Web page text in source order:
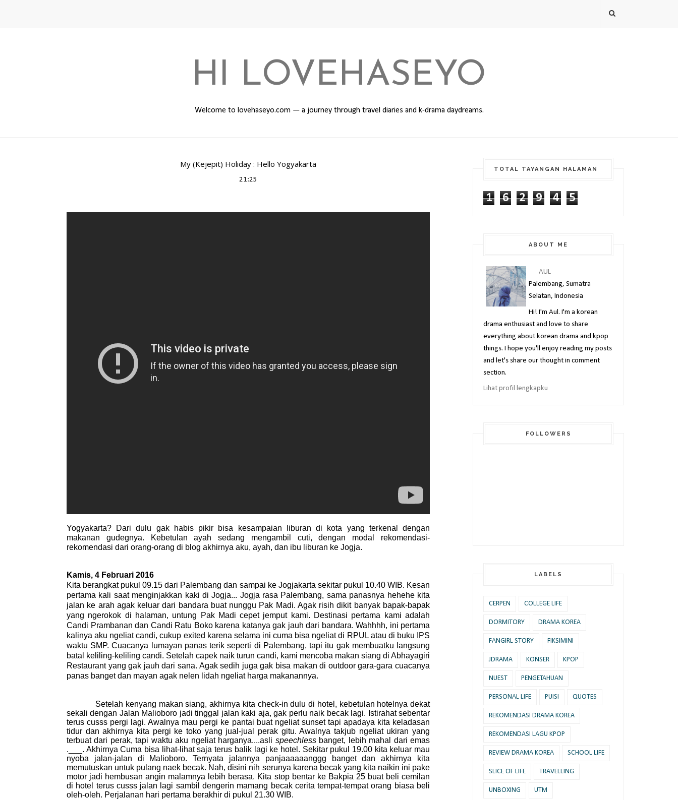
HI LOVEHASEYO
Welcome to lovehaseyo.com — a journey through travel diaries and k-drama daydreams.
My (Kejepit) Holiday : Hello Yogyakarta
21:25
Yogyakarta? Dari dulu gak habis pikir bisa kesampaian liburan di kota yang terkenal dengan
makanan gudegnya. Kebetulan ayah sedang mengambil cuti, dengan modal rekomendasi-
rekomendasi dari orang-orang di blog akhirnya aku, ayah, dan ibu liburan ke Jogja.
Kamis, 4 Februari 2016
Kita berangkat pukul 09.15 dari Palembang dan sampai ke Jogjakarta sekitar pukul 10.40 WIB. Kesan
pertama kali saat menginjakkan kaki di Jogja... Jogja rasa Palembang, sama panasnya hehehe kita
jalan ke arah agak keluar dari bandara buat nunggu Pak Madi. Agak risih dikit banyak bapak-bapak
yang ngerokok di halaman, untung Pak Madi cepet jemput kami. Destinasi pertama kami adalah
Candi Prambanan dan Candi Ratu Boko karena katanya gak jauh dari bandara. Wahhhh, ini pertama
kalinya aku ngeliat candi, cukup exited karena selama ini cuma bisa ngeliat di RPUL atau di buku IPS
waktu SMP. Cuacanya lumayan panas terik seperti di Palembang, tapi itu gak membuatku langsung
batal keliling-keliling candi. Setelah capek naik turun candi, kami mencoba makan siang di Abhayagiri
Restaurant yang gak jauh dari sana. Agak sedih juga gak bisa makan di outdoor gara-gara cuacanya
panas banget dan mayan agak nelen lidah ngeliat harga makanannya.
Setelah kenyang makan siang, akhirnya kita check-in dulu di hotel, kebetulan hotelnya dekat
sekali dengan Jalan Malioboro jadi tinggal jalan kaki aja, gak perlu naik becak lagi. Istirahat sebentar
terus cusss pergi lagi. Awalnya mau pergi ke pantai buat ngeliat sunset tapi apadaya kita keladasan
tidur dan akhirnya kita pergi ke toko yang jual-jual perak gitu. Awalnya takjub ngeliat ukiran yang
terbuat dari perak, tapi waktu aku ngeliat harganya....asli speechlessbanget, lebih mahal dari emas
.___. Akhirnya Cuma bisa lihat-lihat saja terus balik lagi ke hotel. Sekitar pukul 19.00 kita keluar mau
nyoba jalan-jalan di Malioboro. Ternyata jalannya panjaaaaaanggg banget dan akhirnya kita
memutuskan untuk pulang naek becak. Nah, disini nih serunya karena becak yang kita naikin ini pake
motor jadi hembusan angin malamnya lebih berasa. Kita stop bentar ke Bakpia 25 buat beli cemilan
di hotel terus cusss jalan lagi sambil dengerin mamang becak cerita tempat-tempat orang biasa beli
oleh-oleh. Perjalanan hari pertama berakhir di pukul 21.30 WIB.
TOTAL TAYANGAN HALAMAN
1 6 2 9 4 5
ABOUT ME
AUL
Palembang, Sumatra
Selatan, Indonesia
Hi! I'm Aul. I'm a korean
drama enthusiast and love to share
everything about korean drama and kpop
things. I hope you'll enjoy reading my posts
and let's share our thought in comment
section.
Lihat profil lengkapku
FOLLOWERS
LABELS
CERPEN COLLEGE LIFE
DORMITORY DRAMA KOREA
FANGIRL STORY FIKSIMINI
JDRAMA KONSER KPOP
NUEST PENGETAHUAN
PERSONAL LIFE PUISI QUOTES
REKOMENDASI DRAMA KOREA
REKOMENDASI LAGU KPOP
REVIEW DRAMA KOREA SCHOOL LIFE
SLICE OF LIFE TRAVELLING
UNBOXING UTM